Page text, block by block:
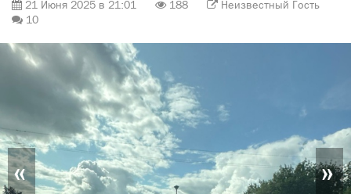
21 Июня 2025 в 21:01 188
Неизвестный Гость
10
« »